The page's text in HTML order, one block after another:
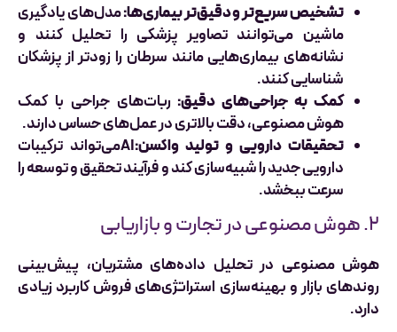
تشخیص سریع‌تر و دقیق‌تر بیماری‌ها:مدل‌های یادگیری
ماشین می‌توانند تصاویر پزشکی را تحلیل کنند و
نشانه‌های بیماری‌هایی مانند سرطان را زودتر از پزشکان
شناسایی کنند.
کمک به جراحی‌های دقیق: ربات‌های جراحی با کمک
هوش مصنوعی، دقت بالاتری در عمل‌های حساس دارند.
تحقیقات دارویی و تولید واکسن:
AIمی‌تواند ترکیبات
دارویی جدید را شبیه‌سازی کند و فرآیند تحقیق و توسعه را
سرعت ببخشد.
۲. هوش مصنوعی در تجارت و بازاریابی
هوش مصنوعی در تحلیل داده‌های مشتریان، پیش‌بینی
روندهای بازار و بهینه‌سازی استراتژی‌های فروش کاربرد زیادی
دارد.